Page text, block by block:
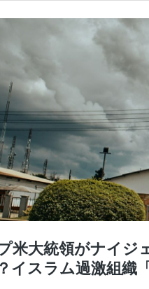
米大統領がナイ
イスラム過激組織